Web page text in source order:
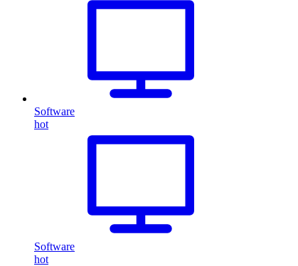
Software
hot
Software
hot